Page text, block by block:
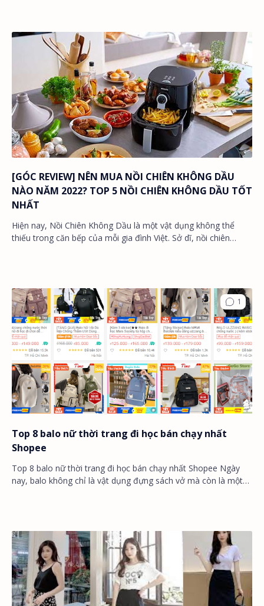
[GÓC REVIEW] NÊN MUA NỒI CHIÊN KHÔNG DẦU
NÀO NĂM 2022? TOP 5 NỒI CHIÊN KHÔNG DẦU TỐT
NHẤT
Hiện nay, Nồi Chiên Không Dầu là một vật dụng không thể
thiếu trong căn bếp của mỗi gia đình Việt. Sở dĩ, nồi chiên
Top 8 balo nữ thời trang đi học bán chạy nhất
Shopee
Top 8 balo nữ thời trang đi học bán chạy nhất Shopee Ngày
nay, balo không chỉ là vật dụng đựng sách vở mà còn là một